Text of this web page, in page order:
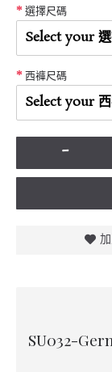
選擇尺碼
Select your
西褲尺碼
Select your
-
SU032-